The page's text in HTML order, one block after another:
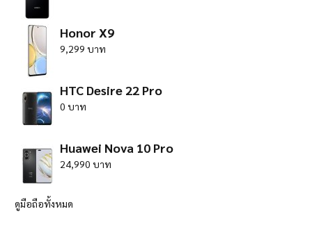
Honor X9
9,299 บาท
HTC Desire 22 Pro
0 บาท
Huawei Nova 10 Pro
24,990 บาท
ดูมือถือทั้งหมด